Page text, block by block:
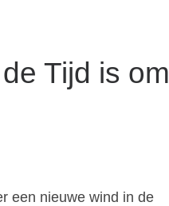
Tijd is om
een nieuwe wind in de